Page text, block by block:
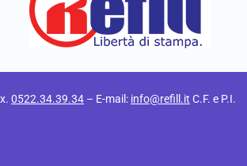
0522.34.39.34 – E-mail: info@refill.it C.F. e P.I.